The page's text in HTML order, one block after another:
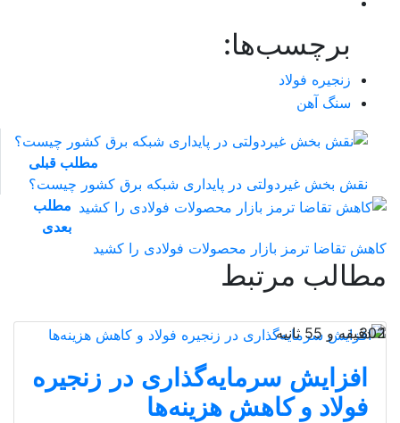
برچسب‌ها:
زنجیره فولاد
سنگ آهن
مطلب قبلی
نقش‌ بخش غیردولتی در پایداری شبکه برق کشور چیست؟
مطلب
بعدی
کاهش تقاضا ترمز بازار محصولات فولادی را کشید
مطالب مرتبط
1 دقیقه و 55 ثانیه
302
افزایش سرمایه‌گذاری در زنجیره
فولاد و کاهش هزینه‌ها